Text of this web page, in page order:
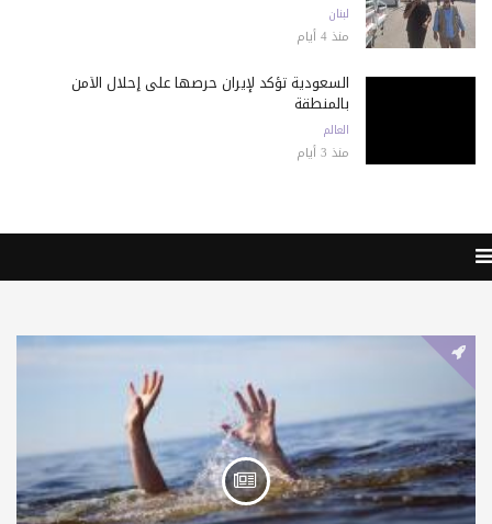
لبنان
منذ 4 أيام
السعودية تؤكد لإيران حرصها على إحلال الأمن
بالمنطقة
العالم
منذ 3 أيام